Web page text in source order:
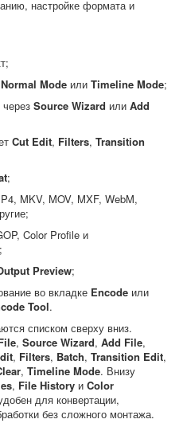
настройке формата и
Normal Mode или Timeline Mode;
Source Wizard или Add
Cut Edit, Filters, Transition
;
MKV, MOV, MXF, WebM,
Color Profile и
Preview;
во вкладке Encode или
Tool.
списком сверху вниз.
, Source Wizard, Add File,
, Filters, Batch, Transition Edit,
, Timeline Mode. Внизу
, File History и Color
для конвертации,
без сложного монтажа.